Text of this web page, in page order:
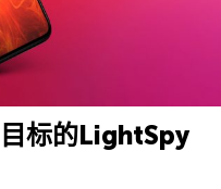
标的LightSpy